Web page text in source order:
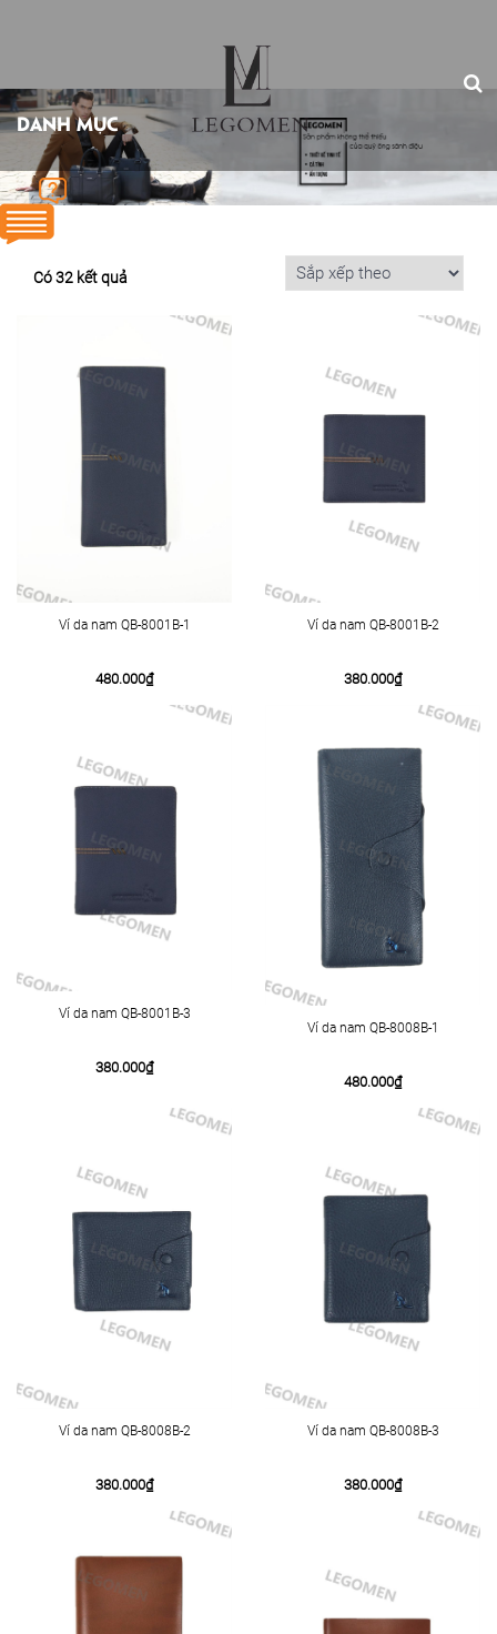
DANH MỤC
Có 32 kết quả
Ví da nam QB-8001B-1
480.000₫
Ví da nam QB-8001B-2
380.000₫
Ví da nam QB-8001B-3
380.000₫
Ví da nam QB-8008B-1
480.000₫
Ví da nam QB-8008B-2
380.000₫
Ví da nam QB-8008B-3
380.000₫